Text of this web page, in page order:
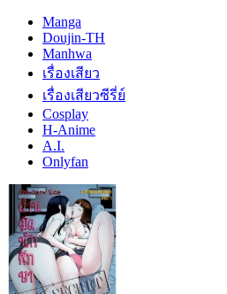
Manga
Doujin-TH
Manhwa
เรื่องเสียว
เรื่องเสียวซีรี่ย์
Cosplay
H-Anime
A.I.
Onlyfan